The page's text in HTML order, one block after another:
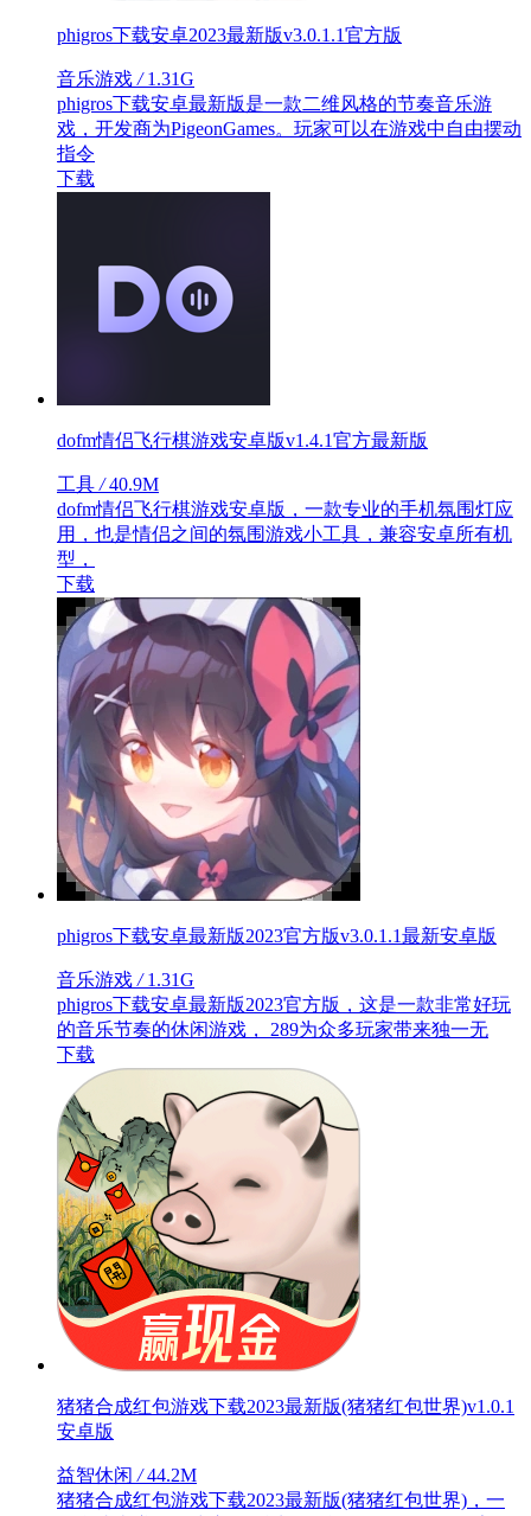
phigros下载安卓2023最新版v3.0.1.1官方版
音乐游戏/1.31G
phigros下载安卓最新版是一款二维风格的节奏音乐游
戏，开发商为PigeonGames。玩家可以在游戏中自由摆动
指令
下载
dofm情侣飞行棋游戏安卓版v1.4.1官方最新版
工具/40.9M
dofm情侣飞行棋游戏安卓版，一款专业的手机氛围灯应
用，也是情侣之间的氛围游戏小工具，兼容安卓所有机
型，
下载
phigros下载安卓最新版2023官方版v3.0.1.1最新安卓版
音乐游戏/1.31G
phigros下载安卓最新版2023官方版，这是一款非常好玩
的音乐节奏的休闲游戏， 289为众多玩家带来独一无
下载
猪猪合成红包游戏下载2023最新版(猪猪红包世界)v1.0.1
安卓版
益智休闲 /44.2M
猪猪合成红包游戏下载2023最新版(猪猪红包世界)，一